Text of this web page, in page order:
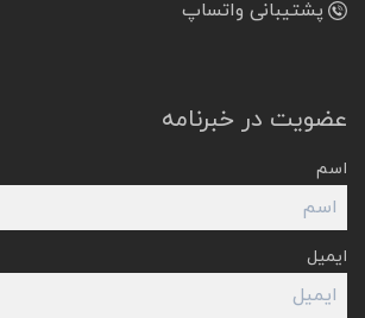
پشتیبانی واتساپ
عضویت در خبرنامه
اسم
ایمیل